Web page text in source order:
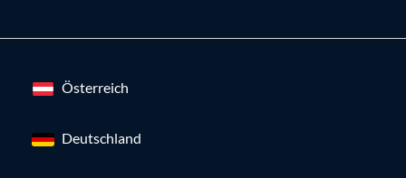
Österreich
Deutschland